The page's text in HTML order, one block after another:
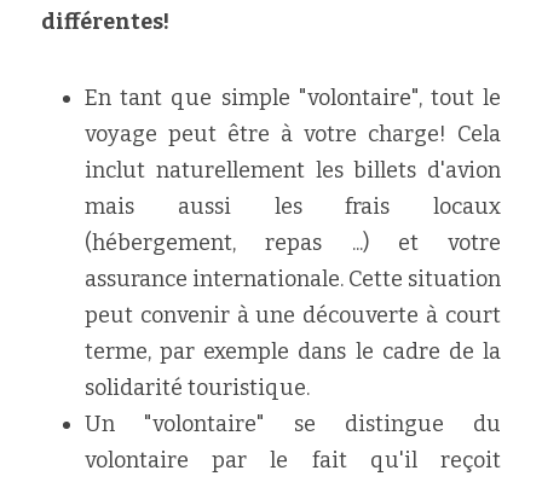
différentes!
En tant que simple "volontaire", tout le
voyage peut être à votre charge! Cela
inclut naturellement les billets d'avion
mais aussi les frais locaux
(hébergement, repas ...) et votre
assurance internationale. Cette situation
peut convenir à une découverte à court
terme, par exemple dans le cadre de la
solidarité touristique.
Un "volontaire" se distingue du
volontaire par le fait qu'il reçoit